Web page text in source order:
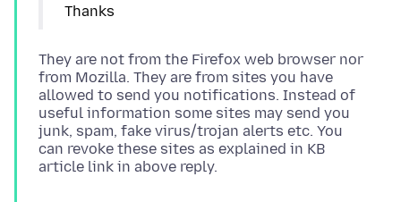
They are not from the Firefox web browser nor
from Mozilla. They are from sites you have
allowed to send you notifications. Instead of
useful information some sites may send you
junk, spam, fake virus/trojan alerts etc. You
can revoke these sites as explained in KB